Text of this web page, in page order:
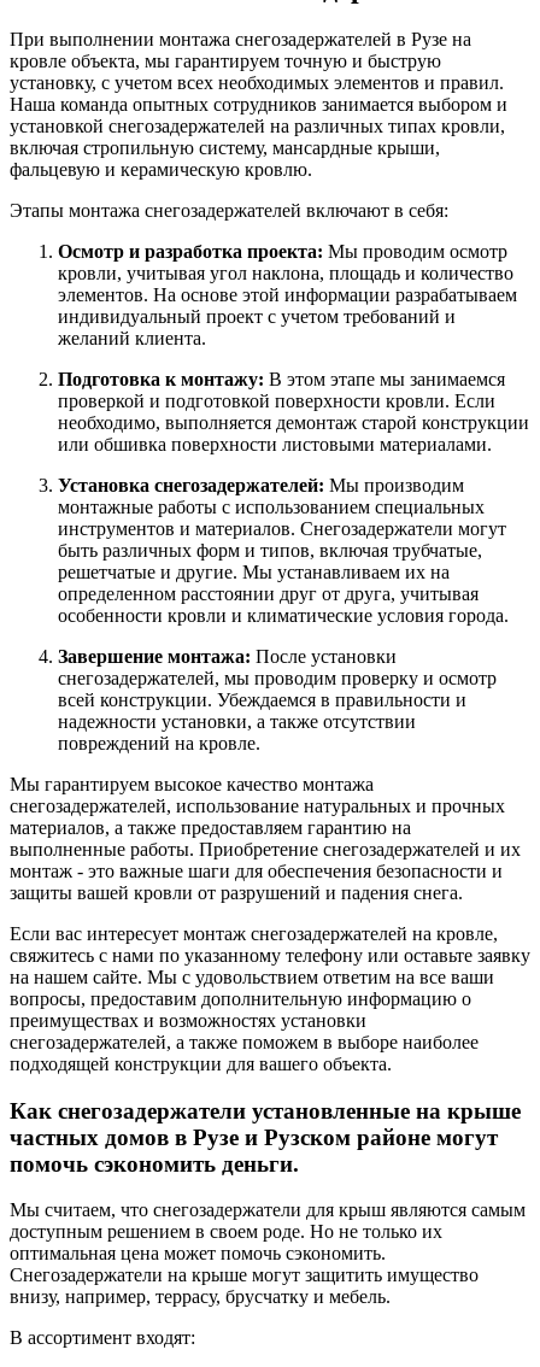
При выполнении монтажа снегозадержателей в Рузе на
кровле объекта, мы гарантируем точную и быструю
установку, с учетом всех необходимых элементов и правил.
Наша команда опытных сотрудников занимается выбором и
установкой снегозадержателей на различных типах кровли,
включая стропильную систему, мансардные крыши,
фальцевую и керамическую кровлю.
Этапы монтажа снегозадержателей включают в себя:
Осмотр и разработка проекта: Мы проводим осмотр
кровли, учитывая угол наклона, площадь и количество
элементов. На основе этой информации разрабатываем
индивидуальный проект с учетом требований и
желаний клиента.
Подготовка к монтажу: В этом этапе мы занимаемся
проверкой и подготовкой поверхности кровли. Если
необходимо, выполняется демонтаж старой конструкции
или обшивка поверхности листовыми материалами.
Установка снегозадержателей: Мы производим
монтажные работы с использованием специальных
инструментов и материалов. Снегозадержатели могут
быть различных форм и типов, включая трубчатые,
решетчатые и другие. Мы устанавливаем их на
определенном расстоянии друг от друга, учитывая
особенности кровли и климатические условия города.
Завершение монтажа: После установки
снегозадержателей, мы проводим проверку и осмотр
всей конструкции. Убеждаемся в правильности и
надежности установки, а также отсутствии
повреждений на кровле.
Мы гарантируем высокое качество монтажа
снегозадержателей, использование натуральных и прочных
материалов, а также предоставляем гарантию на
выполненные работы. Приобретение снегозадержателей и их
монтаж - это важные шаги для обеспечения безопасности и
защиты вашей кровли от разрушений и падения снега.
Если вас интересует монтаж снегозадержателей на кровле,
свяжитесь с нами по указанному телефону или оставьте заявку
на нашем сайте. Мы с удовольствием ответим на все ваши
вопросы, предоставим дополнительную информацию о
преимуществах и возможностях установки
снегозадержателей, а также поможем в выборе наиболее
подходящей конструкции для вашего объекта.
Как снегозадержатели установленные на крыше
частных домов в Рузе и Рузском районе могут
помочь сэкономить деньги.
Мы считаем, что снегозадержатели для крыш являются самым
доступным решением в своем роде. Но не только их
оптимальная цена может помочь сэкономить.
Снегозадержатели на крыше могут защитить имущество
внизу, например, террасу, брусчатку и мебель.
В ассортимент входят: